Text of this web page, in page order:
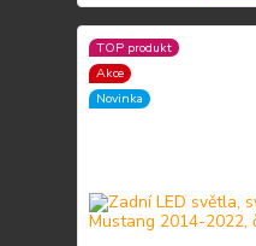
TOP produkt
Akce
Novinka